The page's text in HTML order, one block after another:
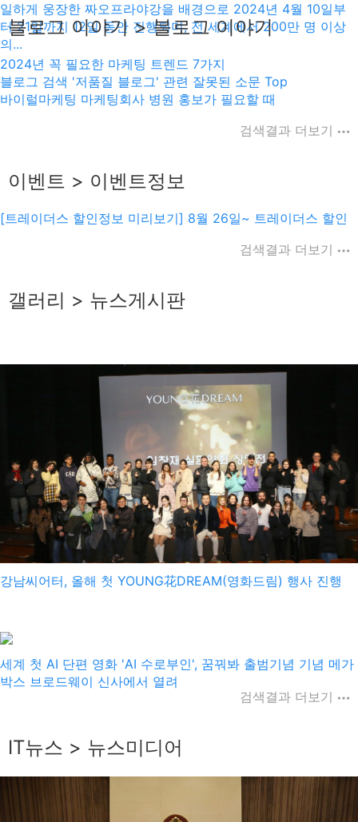
일하게 웅장한 짜오프라야강을 배경으로 2024년 4월 10일부
터 21일까지 12일 동안 진행되며, 전 세계에서 200만 명 이상
의...
블로그 이야기 > 블로그 이야기
2024년 꼭 필요한 마케팅 트렌드 7가지
블로그 검색 '저품질 블로그' 관련 잘못된 소문 Top
바이럴마케팅 마케팅회사 병원 홍보가 필요할 때
검색결과 더보기
이벤트 > 이벤트정보
[트레이더스 할인정보 미리보기] 8월 26일~ 트레이더스 할인
검색결과 더보기
갤러리 > 뉴스게시판
강남씨어터, 올해 첫 YOUNG花DREAM(영화드림) 행사 진행
세계 첫 AI 단편 영화 'AI 수로부인', 꿈꿔봐 출범기념 기념 메가
박스 브로드웨이 신사에서 열려
검색결과 더보기
IT뉴스 > 뉴스미디어